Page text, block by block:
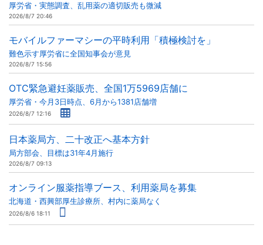
厚労省・実態調査、乱用薬の適切販売も微減
2026/8/7 20:46
モバイルファーマシーの平時利用「積極検討を」
難色示す厚労省に全国知事会が意見
2026/8/7 15:56
OTC緊急避妊薬販売、全国1万5969店舗に
厚労省・今月3日時点、6月から1381店舗増
2026/8/7 12:16
日本薬局方、二十改正へ基本方針
局方部会、目標は31年4月施行
2026/8/7 09:13
オンライン服薬指導ブース、利用薬局を募集
北海道・西興部厚生診療所、村内に薬局なく
2026/8/6 18:11